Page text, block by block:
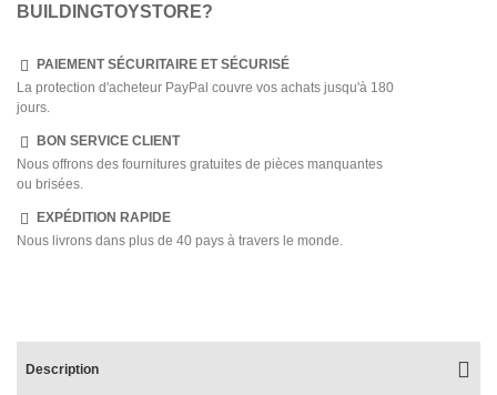
BUILDINGTOYSTORE?
PAIEMENT SÉCURITAIRE ET SÉCURISÉ
La protection d'acheteur PayPal couvre vos achats jusqu'à 180
jours.
BON SERVICE CLIENT
Nous offrons des fournitures gratuites de pièces manquantes
ou brisées.
EXPÉDITION RAPIDE
Nous livrons dans plus de 40 pays à travers le monde.
Description